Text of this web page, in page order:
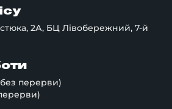
2А, БЦ Лівобережний, 7-й
перерви)